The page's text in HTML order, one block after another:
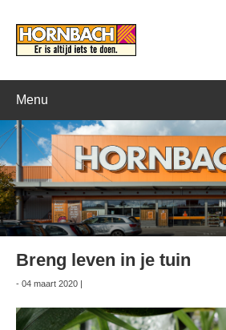
Menu
Breng leven in je tuin
- 04 maart 2020 |